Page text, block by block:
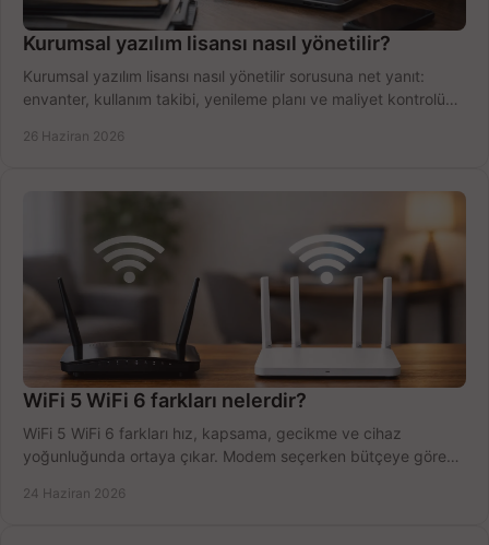
Kurumsal yazılım lisansı nasıl yönetilir?
Kurumsal yazılım lisansı nasıl yönetilir sorusuna net yanıt:
envanter, kullanım takibi, yenileme planı ve maliyet kontrolü
26 Haziran 2026
WiFi 5 WiFi 6 farkları nelerdir?
WiFi 5 WiFi 6 farkları hız, kapsama, gecikme ve cihaz
yoğunluğunda ortaya çıkar. Modem seçerken bütçeye göre
24 Haziran 2026